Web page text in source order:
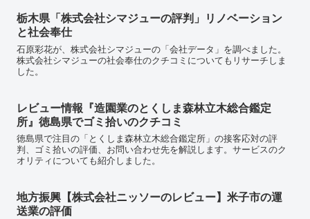
栃木県「株式会社シマジューの評判」リノベーション
と社会奉仕
石原彩花が、株式会社シマジューの「会社データ」を調べました。
株式会社シマジューの社会奉仕のクチコミについてもリサーチしま
した。
レビュー情報『造園業のとくしま森林立木総合鑑定
所』徳島県でゴミ拾いのクチコミ
徳島県で注目の「とくしま森林立木総合鑑定所」の接客応対の評
判、ゴミ拾いの評価、お問い合わせ先を解説します。サービスのク
オリティについても紹介しました。
地方振興【株式会社ニッソーのレビュー】米子市の運
送業の評価